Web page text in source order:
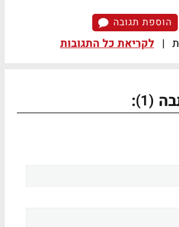
הוספת תגובה
| לקריאת כל התגובות
(1)
: